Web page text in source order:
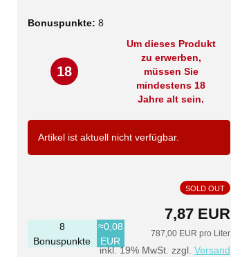
Bonuspunkte: 8
18
Um dieses Produkt
zu erwerben,
müssen Sie
mindestens 18
Jahre alt sein.
Artikel ist aktuell nicht verfügbar.
SOLD OUT
7,87 EUR
787,00 EUR pro Liter
inkl. 19% MwSt. zzgl. Versand
8
Bonuspunkte
≈0,08
EUR